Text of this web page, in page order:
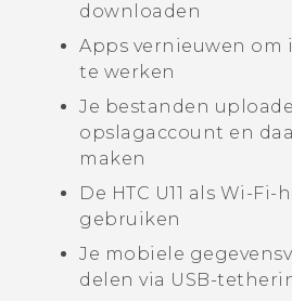
downloaden
Apps vernieuwen om
te werken
Je bestanden
opslagaccount en
maken
De HTC U11 als Wi‍-Fi-
gebruiken
Je mobiele
delen via USB-